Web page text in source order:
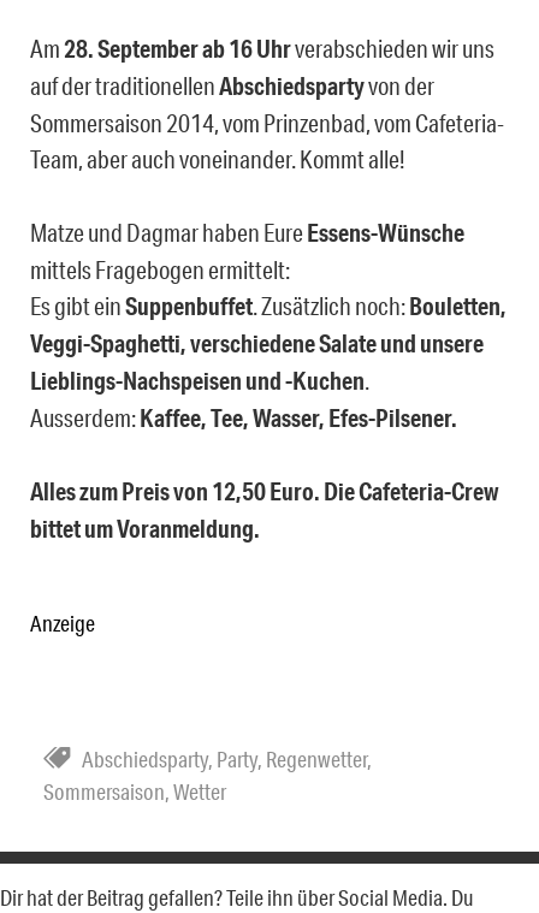
Am28. September ab 16 Uhrverabschieden wir uns
auf der traditionellenAbschiedspartyvon der
Sommersaison 2014, vom Prinzenbad, vom Cafeteria-
Team, aber auch voneinander. Kommt alle!
Matze und Dagmar haben EureEssens-Wünsche
mittels Fragebogen ermittelt:
Es gibt einSuppenbuffet. Zusätzlich noch:Bouletten,
Veggi-Spaghetti, verschiedene Salate und unsere
Lieblings-Nachspeisen und -Kuchen.
Ausserdem:Kaffee, Tee, Wasser, Efes-Pilsener.
Alles zum Preis von 12,50 Euro. Die Cafeteria-Crew
bittet um Voranmeldung.
Anzeige
Abschiedsparty, Party, Regenwetter,
Sommersaison,Wetter
Dir hat der Beitrag gefallen? Teile ihn über Social Media. Du